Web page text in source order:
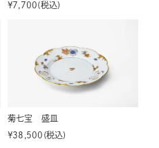
¥7,700 税込
菊七宝 盛皿
¥38,500 税込